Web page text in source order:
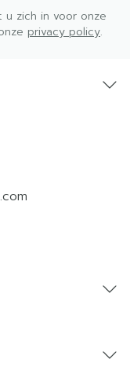
u zich in voor onze
privacy policy.